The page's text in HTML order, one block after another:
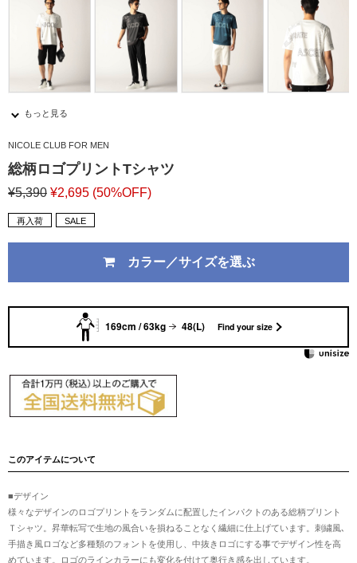
もっと見る
NICOLE CLUB FOR MEN
総柄ロゴプリントTシャツ
¥5,390 ¥2,695 (50%OFF)
再入荷 SALE
カラー／サイズを選ぶ
169cm / 63kg 48(L) Find your size
このアイテムについて
■デザイン
様々なデザインのロゴプリントをランダムに配置したインパクトのある総柄プリント
Ｔシャツ。昇華転写で生地の風合いを損ねることなく繊細に仕上げています。刺繍風､
手描き風ロゴなど多種類のフォントを使用し、中抜きロゴにする事でデザイン性を高
めています。ロゴのラインカラーにも変化を付けて奥行き感を出しています。